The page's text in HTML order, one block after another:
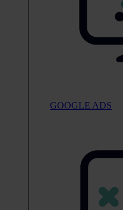
GOOGLE ADS